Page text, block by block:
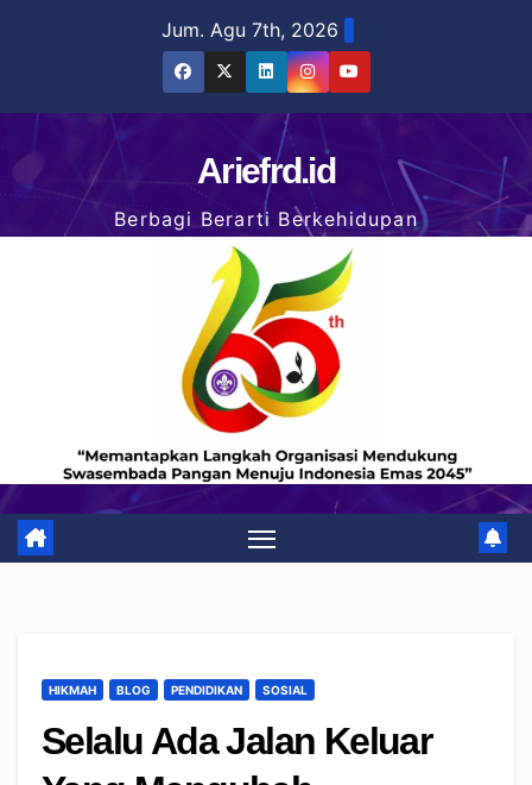
Jum. Agu 7th, 2026
Ariefrd.id
Berbagi Berarti Berkehidupan
HIKMAH BLOG PENDIDIKAN SOSIAL
Selalu Ada Jalan Keluar